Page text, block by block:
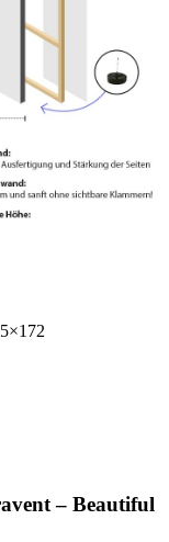
– Beautiful